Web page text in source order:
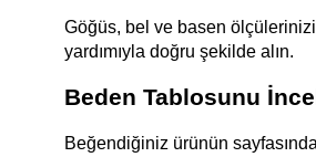
Göğüs, bel ve basen
yardımıyla doğru şekilde alın.
Beden Tablosunu
Beğendiğiniz ürünün